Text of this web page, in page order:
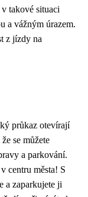
takové situaci
a vážným úrazem.
z jízdy na
průkaz otevírají
se můžete
a parkování.
centru města! S
a zaparkujete ji